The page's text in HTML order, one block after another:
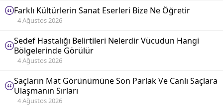
Farklı Kültürlerin Sanat Eserleri Bize Ne Öğretir
4 Ağustos 2026
Sedef Hastalığı Belirtileri Nelerdir Vücudun Hangi
Bölgelerinde Görülür
4 Ağustos 2026
Saçların Mat Görünümüne Son Parlak Ve Canlı Saçlara
Ulaşmanın Sırları
4 Ağustos 2026